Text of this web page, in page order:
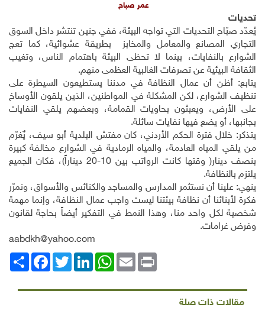
عمر صباح
تحديات
يُعدّد صبّاح التحديات التي تواجه البيئة، ففي جنين تنتشر داخل السوق
التجاري المصانع والمعامل والمخابز بطريقة عشوائية، كما تعج
الشوارع بالنفايات، بينما لا تحظى البيئة باهتمام الناس، وتغيب
الثقافة البيئية عن تصرفات الغالبية العظمى منهم.
يتابع: أظن أن عمال النظافة في مدننا يستطيعون السيطرة على
تنظيف الشوارع، لكن المشكلة في المواطنين، الذين يلقون الأوساخ
على الأرض، ويعبثون بحاويات القمامة، وبعضهم يلقي النفايات
بجانبها، أو يضع فيها نفايات سائلة.
يتذكر: خلال فترة الحكم الأردني، كان مفتش البلدية أبو سيف، يٌغرّم
من يلقي المياه العادمة، والمياه الرمادية في الشوارع مخالفة كبيرة
بنصف دينار( وقتها كانت الرواتب بين 10-20 ديناراً)، فكان الجميع
يلتزم بالنظافة.
ينهي: علينا أن نستثمر المدارس والمساجد والكنائس والأسواق، ونمرّر
فكرة لأبنائنا أن نظافة بيئتنا ليست واجب عمال النظافة، وإنما مهمة
شخصية لكل واحد منا، وهذا النمط في التفكير أيضاً بحاجة لقانون
وفرض غرامات.
aabdkh@yahoo.com
انشر
FacebookTwitterLinkedIn
WhatsAppEmail Print
مقالات ذات صلة